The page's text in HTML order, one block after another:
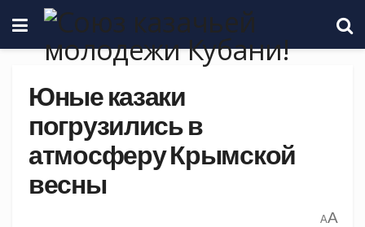
Юные казаки
погрузились в
атмосферу Крымской
весны
AA